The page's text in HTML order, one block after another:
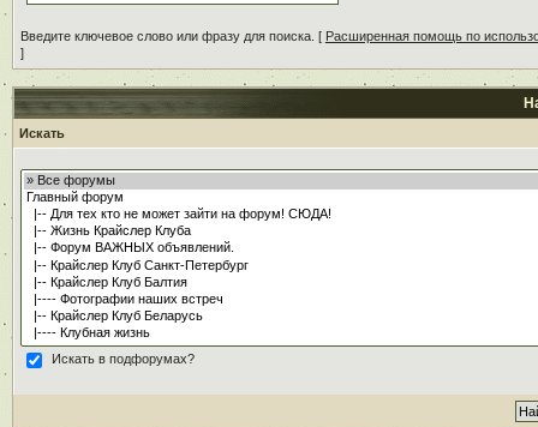
Введите ключевое слово или фразу для поиска. [ Расширенная помощь по
]
Искать
Искать в подфорумах?